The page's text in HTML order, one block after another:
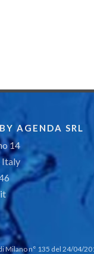
AGENDA SRL
14
Italy
Milano n° 135 del 24/04/